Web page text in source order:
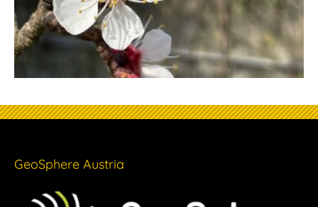
GeoSphere Austria